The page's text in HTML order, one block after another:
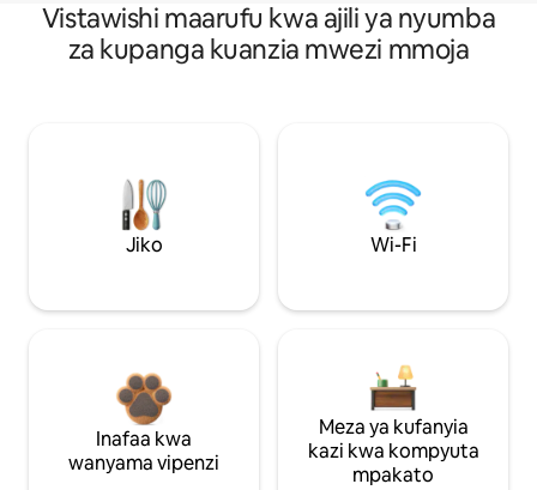
Vistawishi maarufu kwa ajili ya nyumba
za kupanga kuanzia mwezi mmoja
Jiko Wi-Fi
Inafaa kwa
wanyama vipenzi
Meza ya kufanyia
kazi kwa kompyuta
mpakato